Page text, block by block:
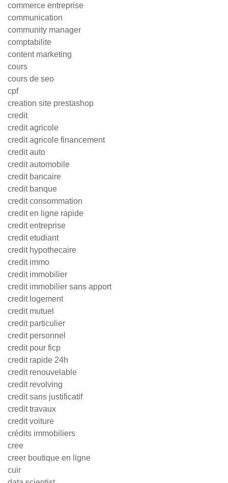
commerce entreprise
communication
community manager
comptabilite
content marketing
cours
cours de seo
cpf
creation site prestashop
credit
credit agricole
credit agricole financement
credit auto
credit automobile
credit bancaire
credit banque
credit consommation
credit en ligne rapide
credit entreprise
credit etudiant
credit hypothecaire
credit immo
credit immobilier
credit immobilier sans apport
credit logement
credit mutuel
credit particulier
credit personnel
credit pour ficp
credit rapide 24h
credit renouvelable
credit revolving
credit sans justificatif
credit travaux
credit voiture
crédits immobiliers
cree
creer boutique en ligne
cuir